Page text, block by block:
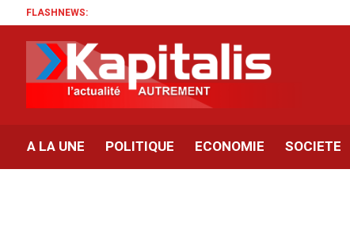
FLASHNEWS:
A LA UNE POLITIQUE ECONOMIE SOCIETE